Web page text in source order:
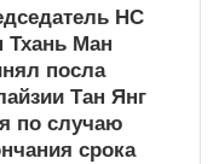
НС
Тхань Ман
посла
Тан Янг
по случаю
срока